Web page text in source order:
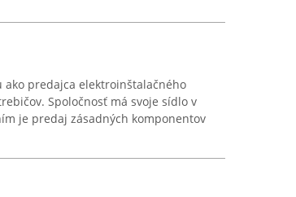
ako predajca elektroinštalačného
Spoločnosť má svoje sídlo v
je predaj zásadných komponentov